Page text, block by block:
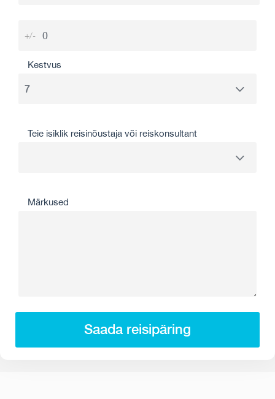
+/-
Kestvus
Teie isiklik reisinõustaja või reiskonsultant
Märkused
Saada reisipäring